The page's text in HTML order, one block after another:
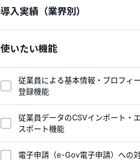
導入実績（業界別）
使いたい機能
従業員による基本情報・プロフィ
登録機能
従業員データのCSVインポート・
スポート機能
電子申請（e-Gov電子申請）への